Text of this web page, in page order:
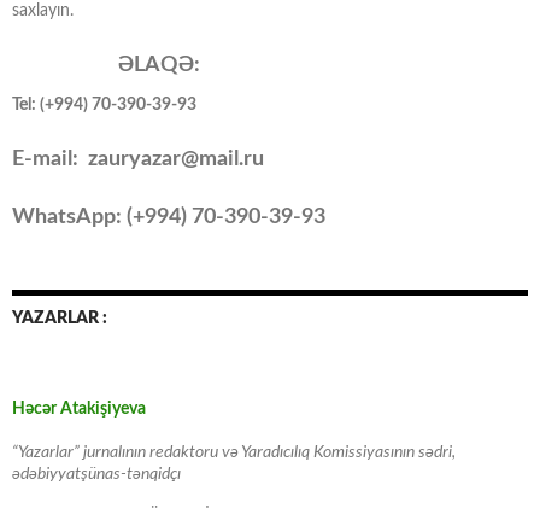
saxlayın.
ƏLAQƏ:
Tel: (+994) 70-390-39-93
E-mail: zauryazar@mail.ru
WhatsApp: (+994) 70-390-39-93
YAZARLAR :
Həcər Atakişiyeva
“Yazarlar” jurnalının redaktoru və Yaradıcılıq Komissiyasının sədri,
ədəbiyyatşünas-tənqidçı